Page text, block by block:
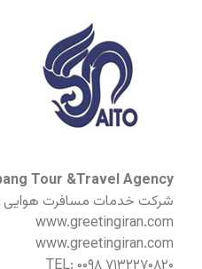
Tour &Travel Agency
شرکت خدمات مسافرت هوایی
www.greetingiran.com
www.greetingiran.com